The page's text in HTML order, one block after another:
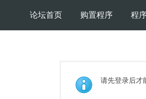
论坛首页 购置程序 程
请先登录后才